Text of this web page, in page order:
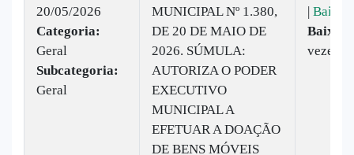
20/05/2026
Categoria:
Geral
Subcategoria:
Geral
MUNICIPAL Nº 1.380,
DE 20 DE MAIO DE
2026. SÚMULA:
AUTORIZA O PODER
EXECUTIVO
MUNICIPAL A
EFETUAR A DOAÇÃO
DE BENS MÓVEIS
| Baixar
vezes